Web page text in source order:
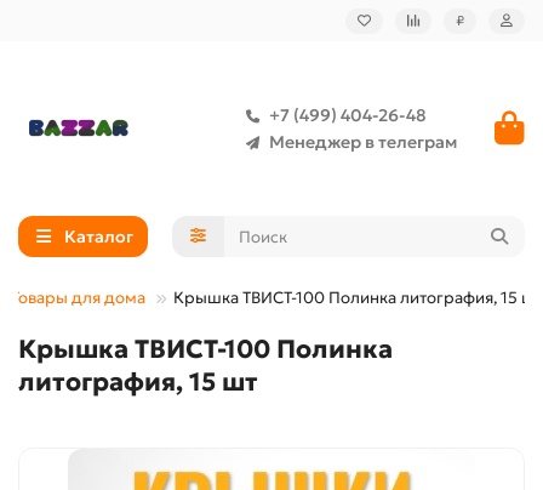
₽
+7 (499) 404-26-48
Менеджер в телеграм
Каталог
Товары для дома Крышка ТВИСТ-100 Полинка литография, 15 шт
Крышка ТВИСТ-100 Полинка
литография, 15 шт